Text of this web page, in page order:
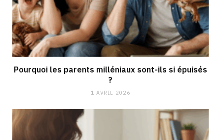
Pourquoi les parents milléniaux sont-ils si épuisés
?
1 AVRIL 2026